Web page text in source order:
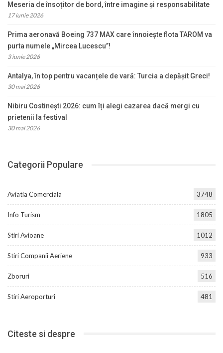
Meseria de însoțitor de bord, între imagine și responsabilitate
17 iunie 2026
Prima aeronavă Boeing 737 MAX care înnoiește flota TAROM va
purta numele „Mircea Lucescu”!
3 iunie 2026
Antalya, în top pentru vacanțele de vară: Turcia a depășit Greci!
30 mai 2026
Nibiru Costinești 2026: cum îți alegi cazarea dacă mergi cu
prietenii la festival
30 mai 2026
Categorii Populare
Aviatia Comerciala 3748
Info Turism 1805
Stiri Avioane 1012
Stiri Companii Aeriene 933
Zboruri 516
Stiri Aeroporturi 481
Citeste si despre